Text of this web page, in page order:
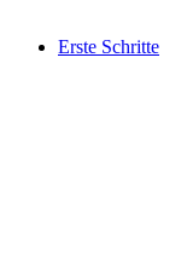
Erste Schritte